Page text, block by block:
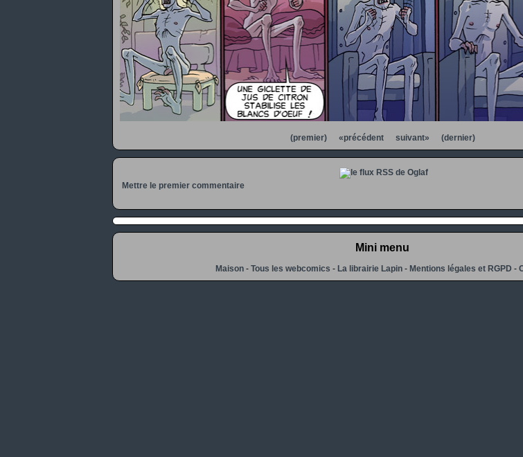
(premier) «précédent suivant» (dernier)
Mettre le premier commentaire
Mini menu
Maison- Tous les webcomics - La librairie Lapin- Mentions légales et RGPD -